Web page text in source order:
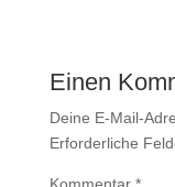
Einen
Deine E-Mail-
Erforderliche